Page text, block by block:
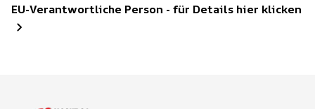
EU-Verantwortliche Person - für Details hier klicken